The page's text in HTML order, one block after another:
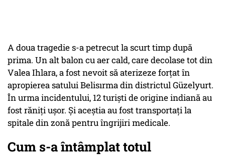
A doua tragedie s-a petrecut la scurt timp după
prima. Un alt balon cu aer cald, care decolase tot din
Valea Ihlara, a fost nevoit să aterizeze forțat în
apropierea satului Belisırma din districtul Güzelyurt.
În urma incidentului, 12 turiști de origine indiană au
fost răniți ușor. Și aceștia au fost transportați la
spitale din zonă pentru îngrijiri medicale.
Cum s-a întâmplat totul